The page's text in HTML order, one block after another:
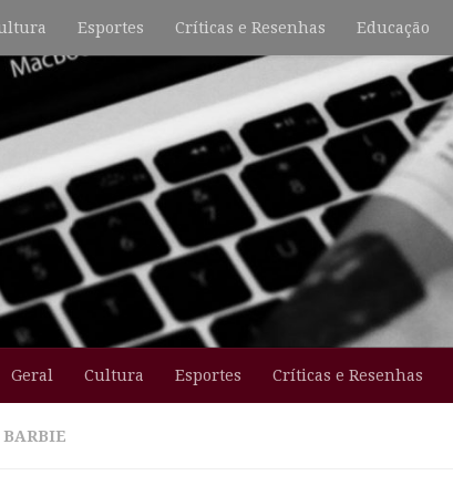
Esportes Críticas e Resenhas Educação
Geral Cultura Esportes Críticas e Resenhas
BARBIE